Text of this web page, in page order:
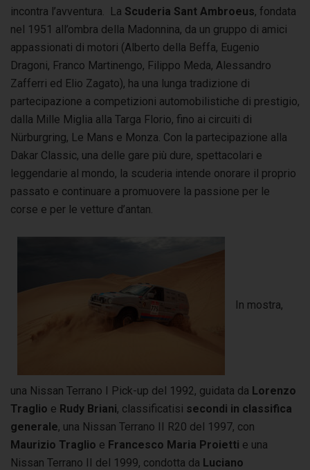
incontra l’avventura. La Scuderia Sant Ambroeus, fondata
nel 1951 all’ombra della Madonnina, da un gruppo di amici
appassionati di motori (Alberto della Beffa, Eugenio
Dragoni, Franco Martinengo, Filippo Meda, Alessandro
Zafferri ed Elio Zagato), ha una lunga tradizione di
partecipazione a competizioni automobilistiche di prestigio,
dalla Mille Miglia alla Targa Florio, fino ai circuiti di
Nürburgring, Le Mans e Monza. Con la partecipazione alla
Dakar Classic, una delle gare più dure, spettacolari e
leggendarie al mondo, la scuderia intende onorare il proprio
passato e continuare a promuovere la passione per le
corse e per le vetture d’antan.
In mostra,
una Nissan Terrano I Pick-up del 1992, guidata da Lorenzo
Traglio e Rudy Briani, classificatisi secondi in classifica
generale, una Nissan Terrano II R20 del 1997, con
Maurizio Traglio e Francesco Maria Proietti e una
Nissan Terrano II del 1999, condotta da Luciano